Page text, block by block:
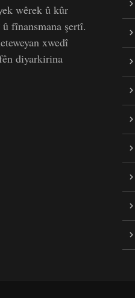
wêrek û kûr
fînansmana şertî.
xwedî
diyarkirina